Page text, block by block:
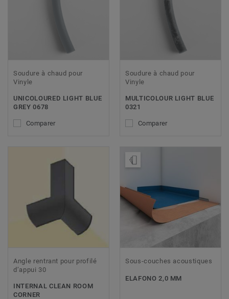
Soudure à chaud pour
Vinyle
UNICOLOURED LIGHT BLUE
GREY 0678
Comparer
Soudure à chaud pour
Vinyle
MULTICOLOUR LIGHT BLUE
0321
Comparer
Angle rentrant pour profilé
d’appui 30
INTERNAL CLEAN ROOM
CORNER
Sous-couches acoustiques
ELAFONO 2,0 MM